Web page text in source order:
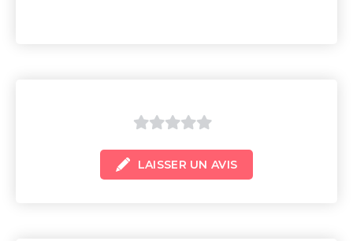
sur
LAISSER UN AVIS